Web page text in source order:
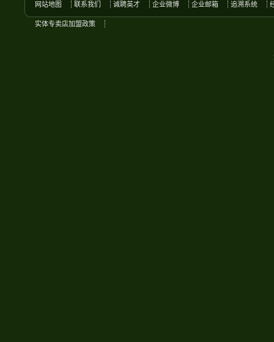
网站地图 联系我们 诚聘英才 企业微博 企业邮箱 追溯系统
实体专卖店加盟政策